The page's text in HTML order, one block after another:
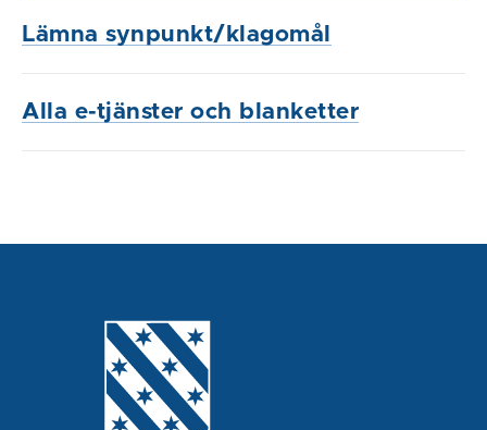
Lämna synpunkt/klagomål
Alla e-tjänster och blanketter